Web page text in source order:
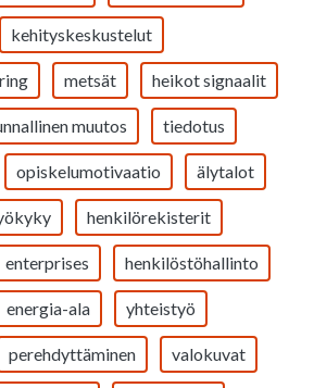
kehityskeskustelut
metsät heikot signaalit
muutos tiedotus
opiskelumotivaatio älytalot
henkilörekisterit
enterprises henkilöstöhallinto
energia-ala yhteistyö
perehdyttäminen valokuvat